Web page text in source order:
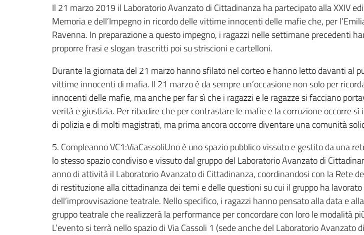
Il 21 marzo 2019 il Laboratorio Avanzato di Cittadinanza ha partecipato alla XXIV
Memoria e dell’Impegno in ricordo delle vittime innocenti delle mafie che, per
Ravenna. In preparazione a questo impegno, i ragazzi nelle settimane precedenti
proporre frasi e slogan trascritti poi su striscioni e cartelloni.
Durante la giornata del 21 marzo hanno sfilato nel corteo e hanno letto davanti al
vittime innocenti di mafia. Il 21 marzo è da sempre un’occasione non solo per
innocenti delle mafie, ma anche per far sì che i ragazzi e le ragazze si facciano
verità e giustizia. Per ribadire che per contrastare le mafie e la corruzione occorre
di polizia e di molti magistrati, ma prima ancora occorre diventare una comunità
5. Compleanno VC1:ViaCassoliUno è uno spazio pubblico vissuto e gestito da una
lo stesso spazio condiviso e vissuto dal gruppo del Laboratorio Avanzato di
anno di attività il Laboratorio Avanzato di Cittadinanza, coordinandosi con la Rete
di restituzione alla cittadinanza dei temi e delle questioni su cui il gruppo ha
dell’improvvisazione teatrale. Nello specifico, i ragazzi hanno pensato alla data e
gruppo teatrale che realizzerà la performance per concordare con loro le modalità
L’evento si terrà nello spazio di Via Cassoli 1 (sede anche del Laboratorio